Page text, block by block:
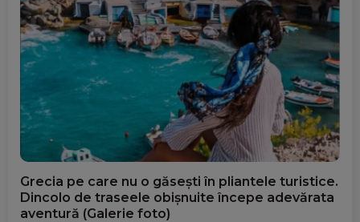
Grecia pe care nu o găsești în pliantele turistice.
Dincolo de traseele obișnuite începe adevărata
aventură (Galerie foto)